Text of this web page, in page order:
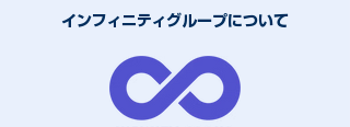
インフィニティグループについて